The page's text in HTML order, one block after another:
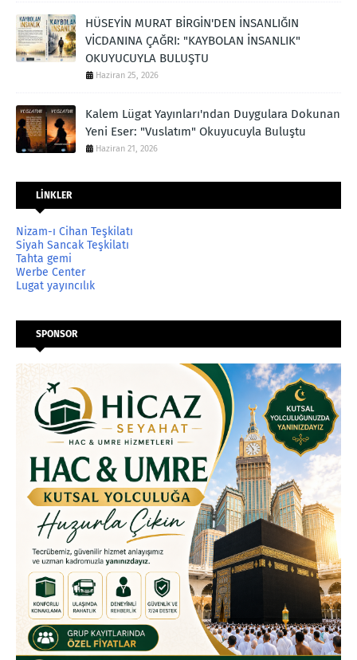
HÜSEYİN MURAT BİRGİN'DEN İNSANLIĞIN
VİCDANINA ÇAĞRI: "KAYBOLAN İNSANLIK"
OKUYUCUYLA BULUŞTU
Haziran 25, 2026
Kalem Lügat Yayınları'ndan Duygulara Dokunan
Yeni Eser: "Vuslatım" Okuyucuyla Buluştu
Haziran 21, 2026
LİNKLER
Nizam-ı Cihan Teşkilatı
Siyah Sancak Teşkilatı
Tahta gemi
Werbe Center
Lugat yayıncılık
SPONSOR